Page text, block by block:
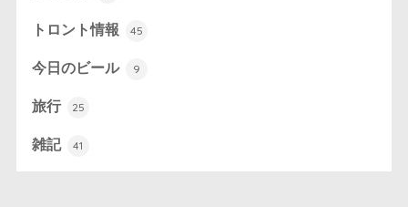
トロント情報 45
今日のビール 9
旅行 25
雑記 41